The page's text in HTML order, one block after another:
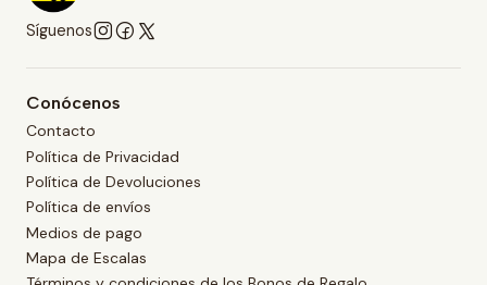
Síguenos
Conócenos
Contacto
Política de Privacidad
Política de Devoluciones
Política de envíos
Medios de pago
Mapa de Escalas